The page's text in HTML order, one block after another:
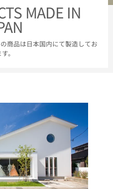
MADE IN
商品は日本国内にて製造してお
。